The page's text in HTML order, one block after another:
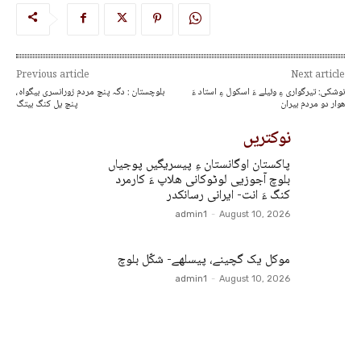
Previous article
بلوچستان : دگہ پنچ مردم زورانسری بیگواہ،
پنچ یل کنگ بیتگ
Next article
نوشکی: تیرگواری ءِ وئیلے ءَ اسکول ءِ استاد ءَ
ھوار دو مردم بیران
نوکتریں
پاکستان اوگانستان ءِ پیسریگیں پوجیاں
بلوچ آجوزیی لوٹوکانی ھلاپ ءَ کارمرد
کنگ ءَ انت- ایرانی رسانکدر
admin1 - August 10, 2026
موکل یک گچینے، پیسلھے- شکّل بلوچ
admin1 - August 10, 2026